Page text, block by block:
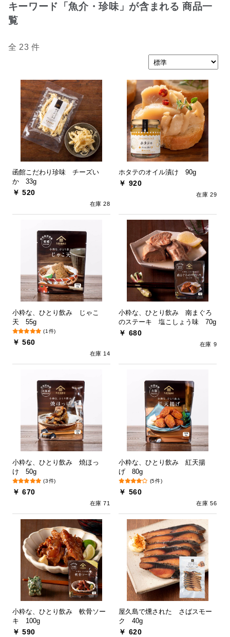
キーワード「魚介・珍味」が含まれる 商品一
覧
全 23 件
函館こだわり珍味 チーズい
か 33g
￥ 520
在庫 28
ホタテのオイル漬け 90g
￥ 920
在庫 29
小粋な、ひとり飲み じゃこ
天 55g
(1件)
￥ 560
在庫 14
小粋な、ひとり飲み 南まぐろ
のステーキ 塩こしょう味 70g
￥ 680
在庫 9
小粋な、ひとり飲み 焼ほっ
け 50g
(3件)
￥ 670
在庫 71
小粋な、ひとり飲み 紅天揚
げ 80g
(5件)
￥ 560
在庫 56
小粋な、ひとり飲み 軟骨ソー
キ 100g
￥ 590
屋久島で燻された さばスモー
ク 40g
￥ 620